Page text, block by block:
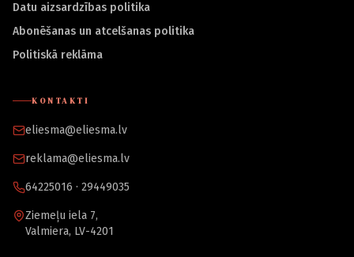
Datu aizsardzības politika
Abonēšanas un atcelšanas politika
Politiskā reklāma
KONTAKTI
eliesma@eliesma.lv
reklama@eliesma.lv
64225016 · 29449035
Ziemeļu iela 7,
Valmiera, LV-4201